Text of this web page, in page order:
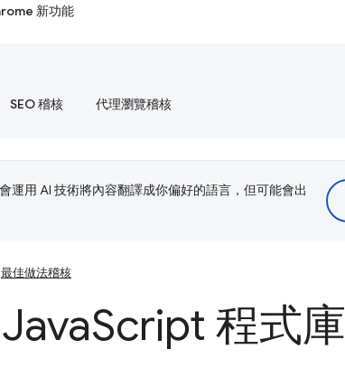
新功能
SEO 稽核 代理瀏覽稽核
運用 AI 技術將內容翻譯成你偏好的語言，但可能會出
最佳做法稽核
Script 程式庫